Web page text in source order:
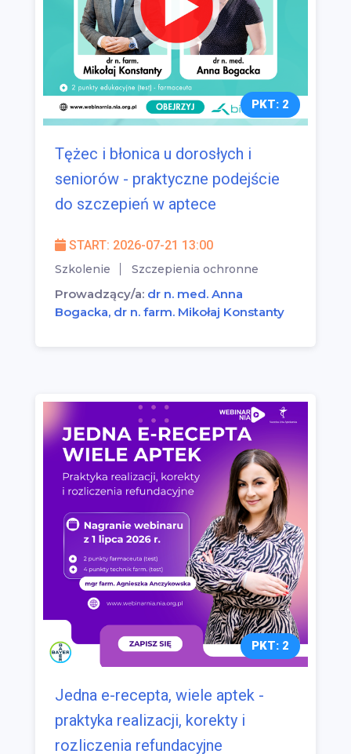
PKT: 2
Tężec i błonica u dorosłych i
seniorów - praktyczne podejście
do szczepień w aptece
START: 2026-07-21 13:00
Szkolenie Szczepienia ochronne
Prowadzący/a: dr n. med. Anna
Bogacka, dr n. farm. Mikołaj Konstanty
PKT: 2
Jedna e-recepta, wiele aptek -
praktyka realizacji, korekty i
rozliczenia refundacyjne